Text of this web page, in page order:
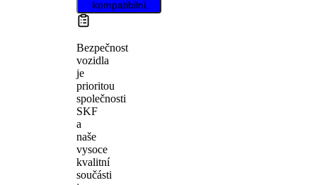
kompatibilní.
Bezpečnost
vozidla
je
prioritou
společnosti
SKF
a
naše
vysoce
kvalitní
součásti